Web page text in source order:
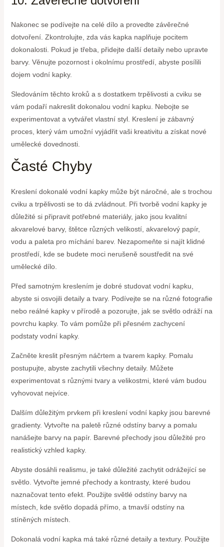
Nakonec se podívejte na celé dílo a provedte závěrečné
dotvoření. Zkontrolujte, zda vás kapka naplňuje pocitem
dokonalosti. Pokud je třeba, přidejte další detaily nebo upravte
barvy. Věnujte pozornost i okolnímu prostředí, abyste posílili
dojem vodní kapky.
Sledováním těchto kroků a s dostatkem trpělivosti a cviku se
vám podaří nakreslit dokonalou vodní kapku. Nebojte se
experimentovat a vytvářet vlastní styl. Kreslení je zábavný
proces, který vám umožní vyjádřit vaši kreativitu a získat nové
umělecké dovednosti.
Časté Chyby
Kreslení dokonalé vodní kapky může být náročné, ale s trochou
cviku a trpělivosti se to dá zvládnout. Při tvorbě vodní kapky je
důležité si připravit potřebné materiály, jako jsou kvalitní
akvarelové barvy, štětce různých velikostí, akvarelový papír,
vodu a paleta pro míchání barev. Nezapomeňte si najít klidné
prostředí, kde se budete moci nerušeně soustředit na své
umělecké dílo.
Před samotným kreslením je dobré studovat vodní kapku,
abyste si osvojili detaily a tvary. Podívejte se na různé fotografie
nebo reálné kapky v přírodě a pozorujte, jak se světlo odráží na
povrchu kapky. To vám pomůže při přesném zachycení
podstaty vodní kapky.
Začněte kreslit přesným náčrtem a tvarem kapky. Pomalu
postupujte, abyste zachytili všechny detaily. Můžete
experimentovat s různými tvary a velikostmi, které vám budou
vyhovovat nejvíce.
Dalším důležitým prvkem při kreslení vodní kapky jsou barevné
gradienty. Vytvořte na paletě různé odstíny barvy a pomalu
nanášejte barvy na papír. Barevné přechody jsou důležité pro
realistický vzhled kapky.
Abyste dosáhli realismu, je také důležité zachytit odrážející se
světlo. Vytvořte jemné přechody a kontrasty, které budou
naznačovat tento efekt. Použijte světlé odstíny barvy na
místech, kde světlo dopadá přímo, a tmavší odstíny na
stíněných místech.
Dokonalá vodní kapka má také různé detaily a textury. Použijte